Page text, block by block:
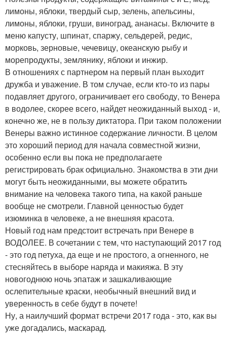
лимоны, яблоки, твердый сыр, зелень, апельсины,
лимоны, яблоки, груши, виноград, ананасы. Включите в
меню капусту, шпинат, спаржу, сельдерей, редис,
морковь, зерновые, чечевицу, океанскую рыбу и
морепродукты, землянику, яблоки и инжир.
В отношениях с партнером на первый план выходит
дружба и уважение. В том случае, если кто-то из пары
подавляет другого, ограничивает его свободу, то Венера
в водолее, скорее всего, найдет неожиданный выход - и,
конечно же, не в пользу диктатора. При таком положении
Венеры важно истинное содержание личности. В целом
это хороший период для начала совместной жизни,
особенно если вы пока не предполагаете
регистрировать брак официально. Знакомства в эти дни
могут быть неожиданными, вы можете обратить
внимание на человека такого типа, на какой раньше
вообще не смотрели. Главной ценностью будет
изюминка в человеке, а не внешняя красота.
Новый год нам предстоит встречать при Венере в
ВОДОЛЕЕ. В сочетании с тем, что наступающий 2017 год
- это год петуха, да еще и не простого, а огненного, не
стесняйтесь в выборе наряда и макияжа. В эту
новогоднюю ночь эпатаж и зашкаливающие
ослепительные краски, необычный внешний вид и
уверенность в себе будут в почете!
Ну, а наилучший формат встречи 2017 года - это, как вы
уже догадались, маскарад.